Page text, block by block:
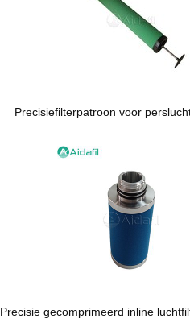
Precisiefilterpatroon voor
Precisie gecomprimeerd inline